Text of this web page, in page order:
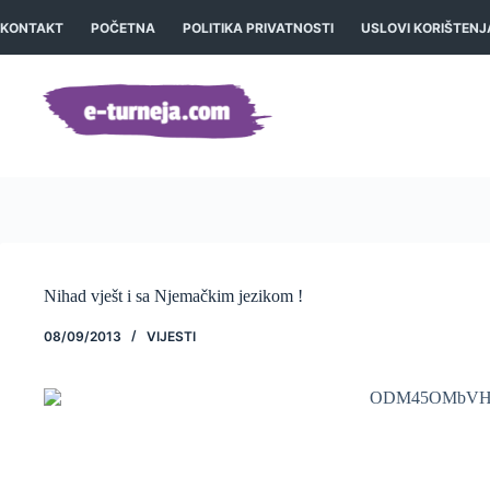
na
KONTAKT POČETNA POLITIKA PRIVATNOSTI USLOVI
Nihad vješt i sa Njemačkim jezikom !
08/09/2013 VIJESTI